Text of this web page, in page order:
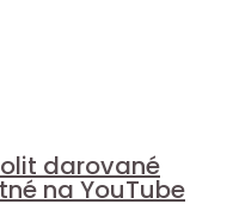
darované
na YouTube